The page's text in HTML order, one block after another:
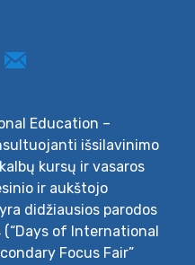
Education –
išsilavinimo
kursų ir vasaros
ir aukštojo
didžiausios parodos
of International
Focus Fair”